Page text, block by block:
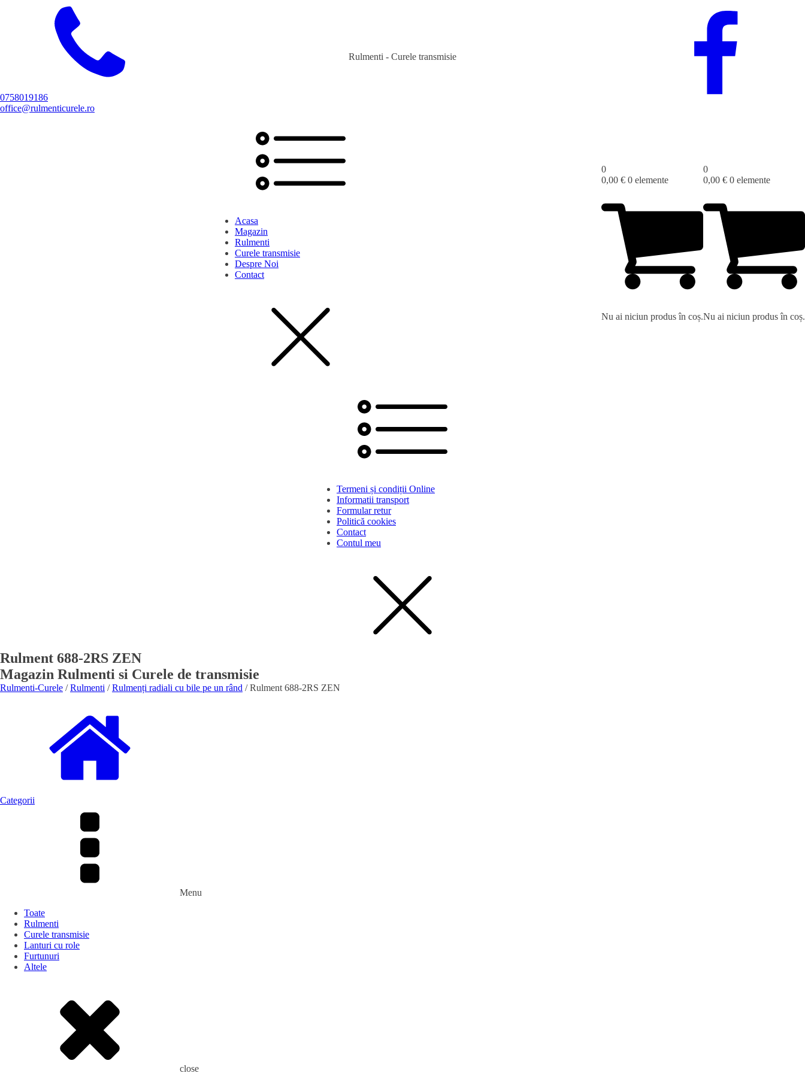
0758019186
office@rulmenticurele.ro
Rulmenti - Curele transmisie
Acasa
Magazin
Rulmenti
Curele transmisie
Despre Noi
Contact
0
0,00 € 0 elemente
Nu ai niciun produs în coș.
0
0,00 € 0 elemente
Nu ai niciun produs în coș.
Termeni și condiții Online
Informatii transport
Formular retur
Politică cookies
Contact
Contul meu
Rulment 688-2RS ZEN
Magazin Rulmenti si Curele de transmisie
Rulmenti-Curele /Rulmenti /Rulmenți radiali cu bile pe un rând / Rulment 688-2RS ZEN
Categorii
Menu
Toate
Rulmenti
Curele transmisie
Lanturi cu role
Furtunuri
Altele
close